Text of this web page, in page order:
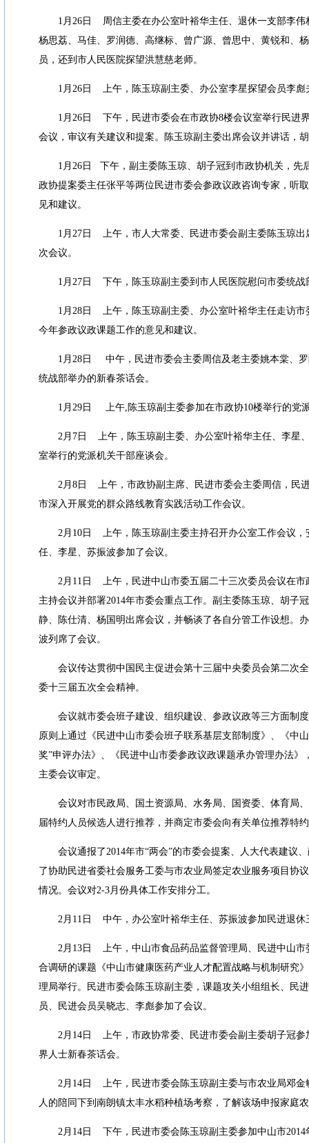
1 月 26日
周信主委在办公室叶裕华主任、退休一支部李
杨思荔、马佳、罗润德、高继标、曾广源、曾思中、黄锐和、
员，还到市人民医院探望洪慧慈老师。
1 月 26日 上午，陈玉琼副主委、办公室李星探望会员李彪
1 月 26日 下午，民进市委会在市政协8楼会议室举行民进
会议，审议有关建议和提案。陈玉琼副主委出席会议并讲话，
1 月 26日
下午，副主委陈玉琼、胡子冠到市政协机关，先
政协提案委主任张平等两位民进市委会参政议政咨询专家，听
见和建议。
1 月 27日
上午，市人大常委、民进市委会副主委陈玉琼
次会议。
1 月 27日 下午，陈玉琼副主委到市人民医院慰问市委统
1 月 28日
上午，陈玉琼副主委、办公室叶裕华主任走访
今年参政议政课题工作的意见和建议。
1 月 28日
中午，民进市委会主委周信及老主委姚本棠、
统战部举办的新春茶话会。
1 月 29日 上午, 陈玉琼副主委参加在市政协10楼举行的党
2月 7日
上午，陈玉琼副主委、办公室叶裕华主任、李星
室举行的党派机关干部座谈会。
2月 8日
上午，市政协副主席、民进市委会主委周信，民
市深入开展党的群众路线教育实践活动工作会议。
2月 10日
上午，陈玉琼副主委主持召开办公室工作会议
任、李星、苏振波参加了会议。
2月 11 日
上午，民进中山市委五届二十三次委员会议在市
主持会议并部署2014年市委会重点工作。副主委陈玉琼、胡子
静、陈仕清、杨国明出席会议，并畅谈了各自分管工作设想。
波列席了会议。
会议传达贯彻中国民主促进会第十三届中央委员会第二次全
委十三届五次全会精神。
会议就市委会班子建设、组织建设、参政议政等三方面制度
原则上通过《民进中山市委会班子联系基层支部制度》、《中
奖”申评办法》、《民进中山市委参政议政课题承办管理办法》
主委会议审定。
会议对市民政局、国土资源局、水务局、国资委、体育局、
届特约人员候选人进行推荐，并商定市委会向有关单位推荐特
会议通报了2014年市“两会”的市委会提案、人大代表建议
了协助民进省委社会服务工委与市农业局签定农业服务项目协
情况。会议对2-3月份具体工作安排分工。
2月 11 日 中午，办公室叶裕华主任、苏振波参加民进退休
2月 13日
上午，中山市食品药品监督管理局、民进中山
合调研的课题《中山市健康医药产业人才配置战略与机制研究
理局举行。民进市委会陈玉琼副主委，课题攻关小组组长、民
员、民进会员吴晓志、李彪参加了会议。
2月 14日
上午，市政协常委、民进市委会副主委胡子冠参
界人士新春茶话会。
2月 14日
上午，民进市委会陈玉琼副主委与市农业局邓
人的陪同下到南朗镇太丰水稻种植场考察，了解该场申报家庭
2月 14日 下午，民进市委会陈玉琼副主委参加中山市2014